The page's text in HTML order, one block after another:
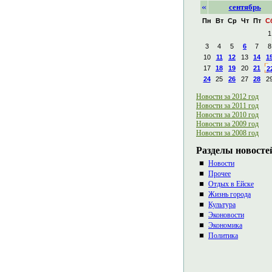
« сентябрь
Пн Вт Ср Чт Пт
1
3
4 5 6 7 8
10
11 12 13 14
17
18 19 20 21
24
25 26 27 28
Новости за 2012 год
Новости за 2011 год
Новости за 2010 год
Новости за 2009 год
Новости за 2008 год
Разделы
Новости
Прочее
Отдых в Ейске
Жизнь города
Культура
Эконовости
Экономика
Политика